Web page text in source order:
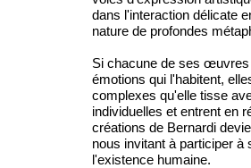
dans l'interaction délicate
nature de profondes
Si chacune de ses œuvres
émotions qui l'habitent,
complexes qu'elle tisse
individuelles et entrent en
créations de Bernardi
nous invitant à participer
l'existence humaine.